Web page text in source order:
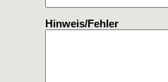
Hinweis/Fehler